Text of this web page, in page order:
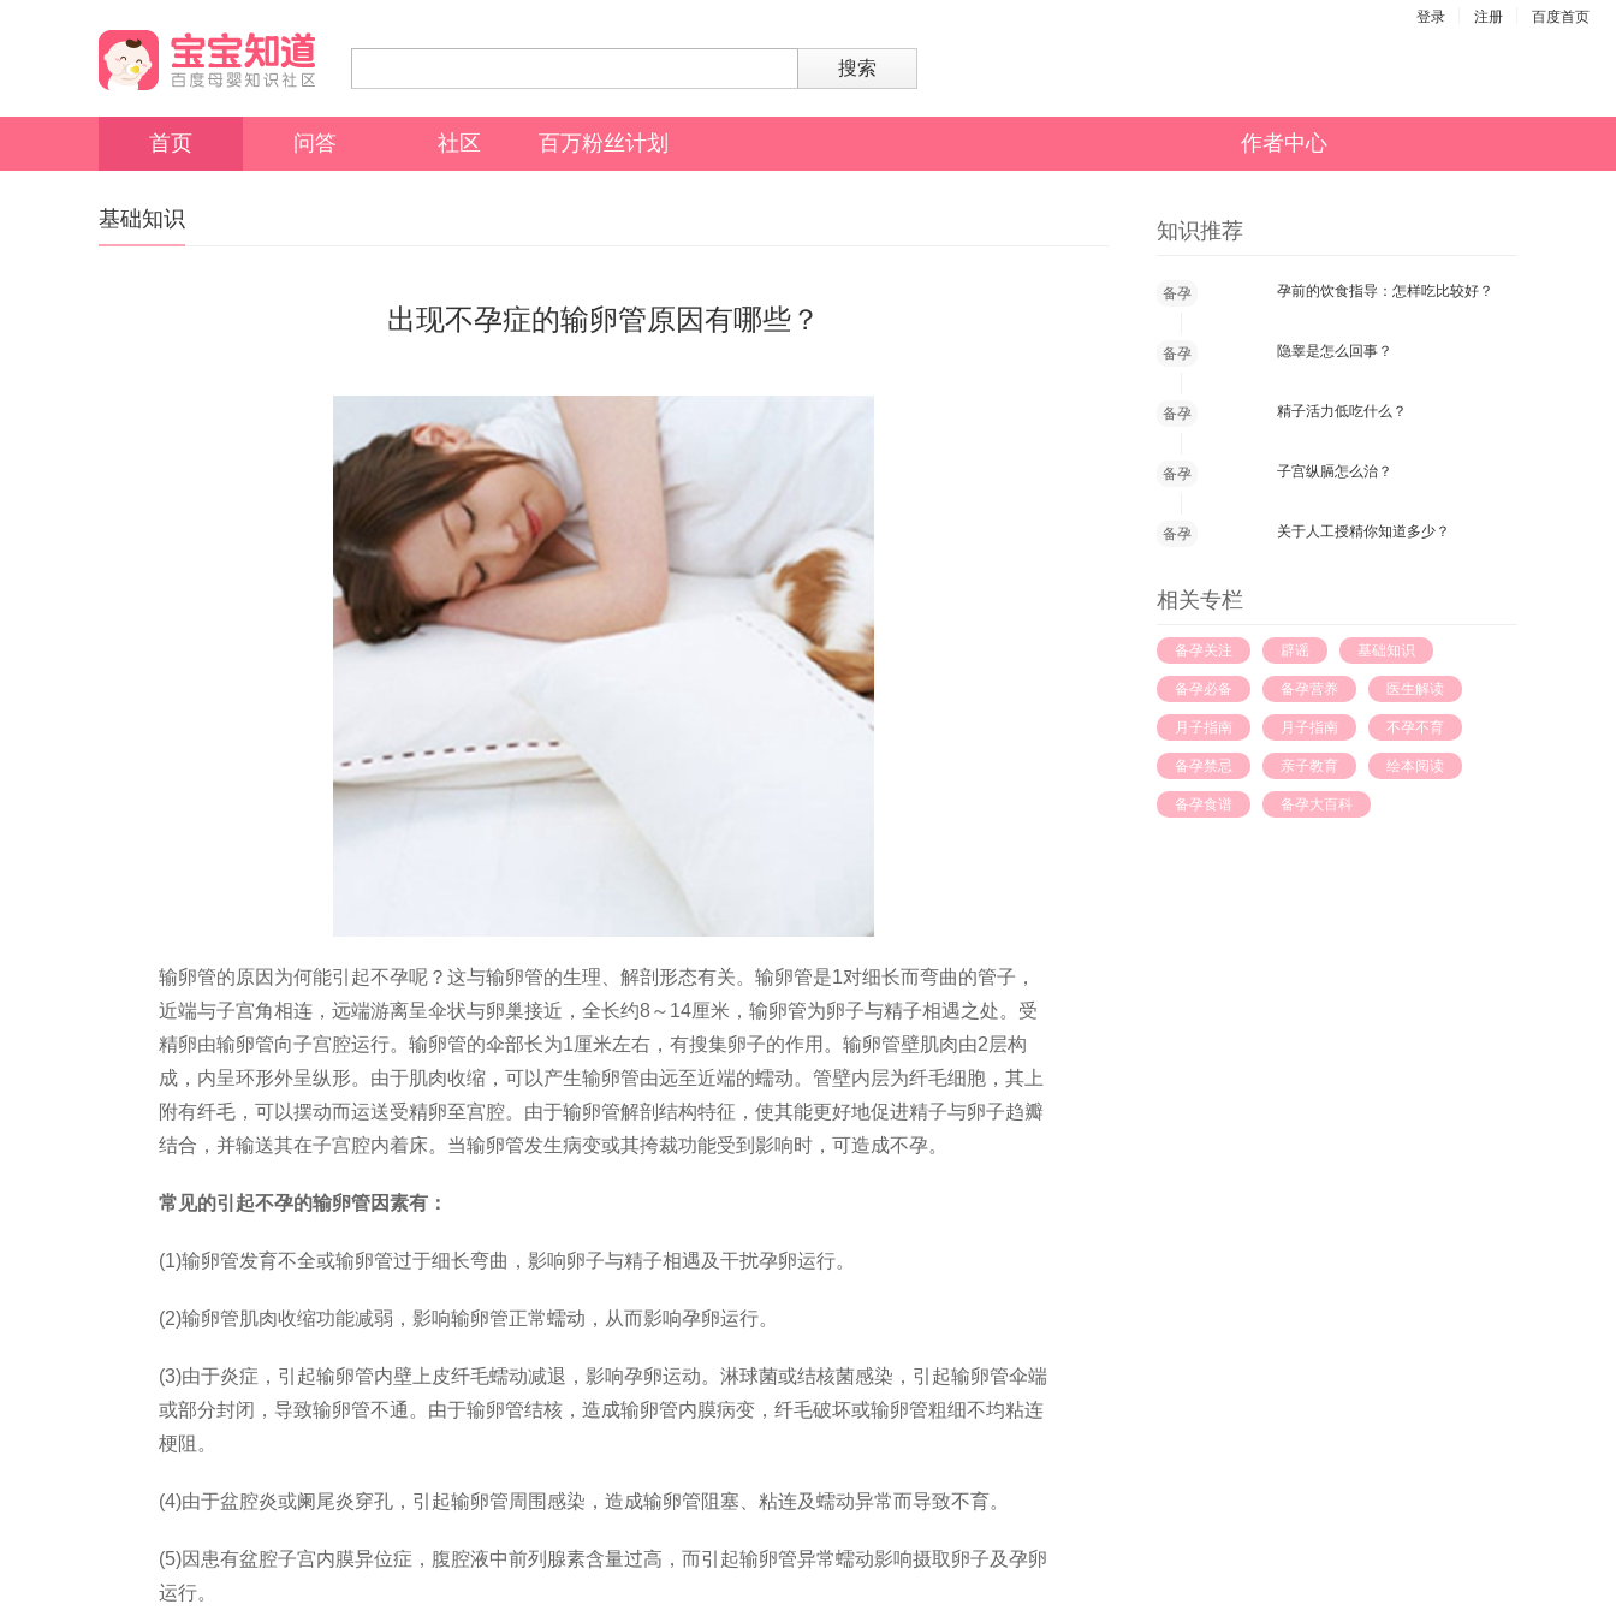
登录 注册 百度首页
搜索
首页 问答 社区 百万粉丝计划 作者中心
知识推荐
备孕 孕前的饮食指导：怎样吃比较好？
备孕 隐睾是怎么回事？
备孕 精子活力低吃什么？
备孕 子宫纵膈怎么治？
备孕 关于人工授精你知道多少？
相关专栏
备孕关注 辟谣 基础知识
备孕必备 备孕营养 医生解读
月子指南 月子指南 不孕不育
备孕禁忌 亲子教育 绘本阅读
备孕食谱 备孕大百科
基础知识
出现不孕症的输卵管原因有哪些？
输卵管的原因为何能引起不孕呢？这与输卵管的生理、解剖形态有关。输卵管是1对细长而弯曲的管子，
近端与子宫角相连，远端游离呈伞状与卵巢接近，全长约8～14厘米，输卵管为卵子与精子相遇之处。受
精卵由输卵管向子宫腔运行。输卵管的伞部长为1厘米左右，有搜集卵子的作用。输卵管壁肌肉由2层构
成，内呈环形外呈纵形。由于肌肉收缩，可以产生输卵管由远至近端的蠕动。管壁内层为纤毛细胞，其上
附有纤毛，可以摆动而运送受精卵至宫腔。由于输卵管解剖结构特征，使其能更好地促进精子与卵子趋瓣
结合，并输送其在子宫腔内着床。当输卵管发生病变或其挎裁功能受到影响时，可造成不孕。
常见的引起不孕的输卵管因素有：
(1)输卵管发育不全或输卵管过于细长弯曲，影响卵子与精子相遇及干扰孕卵运行。
(2)输卵管肌肉收缩功能减弱，影响输卵管正常蠕动，从而影响孕卵运行。
(3)由于炎症，引起输卵管内壁上皮纤毛蠕动减退，影响孕卵运动。淋球菌或结核菌感染，引起输卵管伞端
或部分封闭，导致输卵管不通。由于输卵管结核，造成输卵管内膜病变，纤毛破坏或输卵管粗细不均粘连
梗阻。
(4)由于盆腔炎或阑尾炎穿孔，引起输卵管周围感染，造成输卵管阻塞、粘连及蠕动异常而导致不育。
(5)因患有盆腔子宫内膜异位症，腹腔液中前列腺素含量过高，而引起输卵管异常蠕动影响摄取卵子及孕卵
运行。